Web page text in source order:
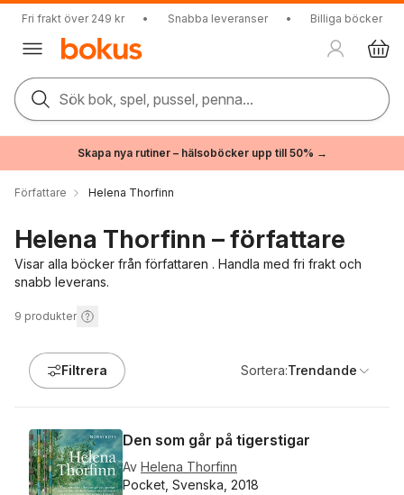
Fri frakt över 249 kr • Snabba leveranser • Billiga böcker
Sök bok, spel, pussel, penna...
Skapa nya rutiner – hälsoböcker upp till 50% →
Författare Helena Thorfinn
Helena Thorfinn – författare
Visar alla böcker från författaren . Handla med fri frakt och
snabb leverans.
9 produkter
Filtrera Sortera:Trendande
Den som går på tigerstigar
Av Helena Thorfinn
Pocket, Svenska, 2018